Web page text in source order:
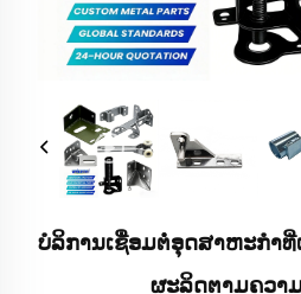
ບໍລິການເຊື່ອມຕໍ່ອຸດສາຫະກຳ
ຜະລິດຕາມຄວາ